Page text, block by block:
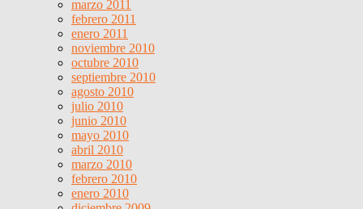
marzo 2011
febrero 2011
enero 2011
noviembre 2010
octubre 2010
septiembre 2010
agosto 2010
julio 2010
junio 2010
mayo 2010
abril 2010
marzo 2010
febrero 2010
enero 2010